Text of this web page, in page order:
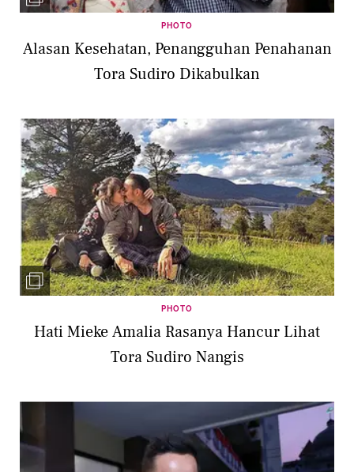
PHOTO
Alasan Kesehatan, Penangguhan Penahanan
Tora Sudiro Dikabulkan
PHOTO
Hati Mieke Amalia Rasanya Hancur Lihat
Tora Sudiro Nangis